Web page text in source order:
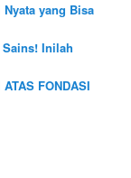
yang Bisa
Inilah
FONDASI